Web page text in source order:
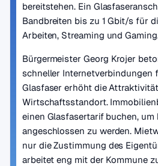
bereitstehen. Ein
Bandbreiten bis zu 1 Gbit/s für
Arbeiten, Streaming und
Bürgermeister Georg Krojer
schneller Internetverbindungen
Glasfaser erhöht die
Wirtschaftsstandort.
einen Glasfasertarif buchen, um
angeschlossen zu werden.
nur die Zustimmung des
arbeitet eng mit der Kommune